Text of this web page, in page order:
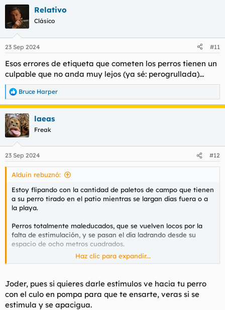
c
i
e
:
Relativo
Clásico
23 Sep 2024 #11
Esos errores de etiqueta que cometen los perros tienen un
culpable que no anda muy lejos (ya sé: perogrullada)...
R
e
a
c
c
i
e
s
Bruce Harper
laeas
Freak
23 Sep 2024 #12
Alduin rebuznó:
Estoy flipando con la cantidad de paletos de campo que tienen
a su perro tirado en el patio mientras se largan días fuera o a
la playa.
Perros totalmente maleducados, que se vuelven locos por la
falta de estimulación, y se pasan el día ladrando desde su
espacio de ocho metros cuadrados.
Un perro hay que sacarlo a pasear, a correr, jugar con él, darle
irresponsables de mierda, ojalá se atraganten con una
croqueta y se mueran.
Haz clic para expandir...
Joder, pues si quieres darle estímulos ve hacia tu perro
con el culo en pompa para que te ensarte, veras si se
estimula y se apacigua.